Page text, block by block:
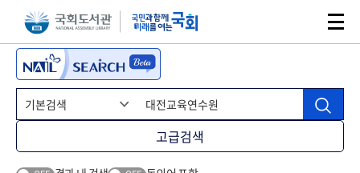
본문 바로가기주메뉴 바로가기
고급검색